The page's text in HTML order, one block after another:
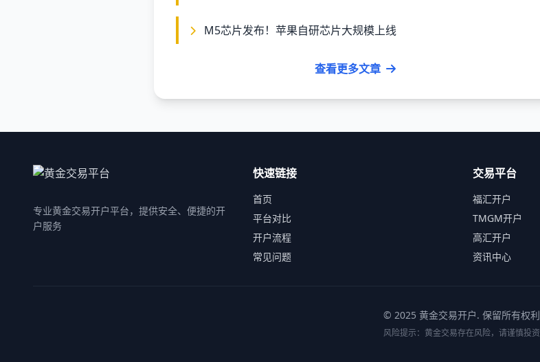
M5芯片发布！苹果自研芯片大规模上线
查看更多文章
专业黄金交易开户平台，提供安全、便捷的开
户服务
快速链接
首页
平台对比
开户流程
常见问题
交易平台
福汇开户
TMGM开户
高汇开户
资讯中心
© 2025 黄金交易开户. 保留所有权利
风险提示：黄金交易存在风险，请谨慎投资